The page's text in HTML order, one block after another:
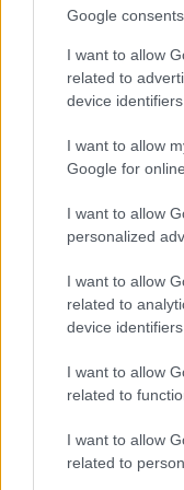
Google consents
I want to allow
related to
device identifiers
I want to allow
Google for
I want to allow
personalized
I want to allow
related to
device identifiers
I want to allow
related to
I want to allow
related to
Η εξυπνάδα
βάζουμε τα
ψηθούν
ζουμερά
βγάζουν
επειδή τα
αφαιρέσουμε
ξεροψηθεί
έβαλα απλώς
ελαφρώς